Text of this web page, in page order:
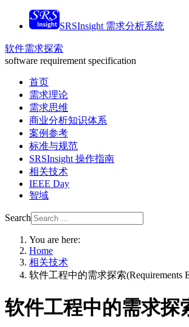
SRSInsight 需求分析系统
软件需求探索
software requirement specification
首页
需求理论
需求思维
商业分析知识体系
案例参考
标准与规范
SRSInsight 操作指南
相关技术
IEEE Day
智域
Search
You are here:
Home
相关技术
软件工程中的需求探索(Requirements
软件工程中的需求探